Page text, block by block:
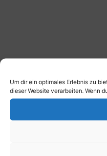
Um dir ein optimales Erlebnis zu
dieser Website verarbeiten. Wenn